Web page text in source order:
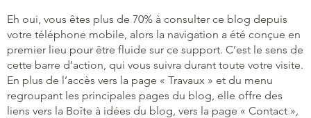
Eh oui, vous êtes plus de 70% à consulter ce blog depuis
votre téléphone mobile, alors la navigation a été conçue en
premier lieu pour être fluide sur ce support. C’est le sens de
cette barre d’action, qui vous suivra durant toute votre visite.
En plus de l’accès vers la page « Travaux » et du menu
regroupant les principales pages du blog, elle offre des
liens vers la Boîte à idées du blog, vers la page « Contact »,